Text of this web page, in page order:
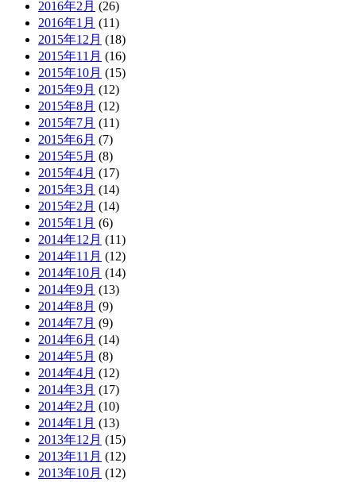
2016年2月 (26)
2016年1月 (11)
2015年12月 (18)
2015年11月 (16)
2015年10月 (15)
2015年9月 (12)
2015年8月 (12)
2015年7月 (11)
2015年6月 (7)
2015年5月 (8)
2015年4月 (17)
2015年3月 (14)
2015年2月 (14)
2015年1月 (6)
2014年12月 (11)
2014年11月 (12)
2014年10月 (14)
2014年9月 (13)
2014年8月 (9)
2014年7月 (9)
2014年6月 (14)
2014年5月 (8)
2014年4月 (12)
2014年3月 (17)
2014年2月 (10)
2014年1月 (13)
2013年12月 (15)
2013年11月 (12)
2013年10月 (12)